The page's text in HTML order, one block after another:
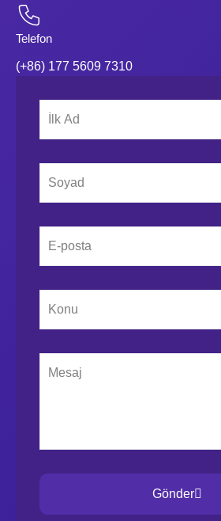
Telefon
(+86) 177 5609 7310
Gönder